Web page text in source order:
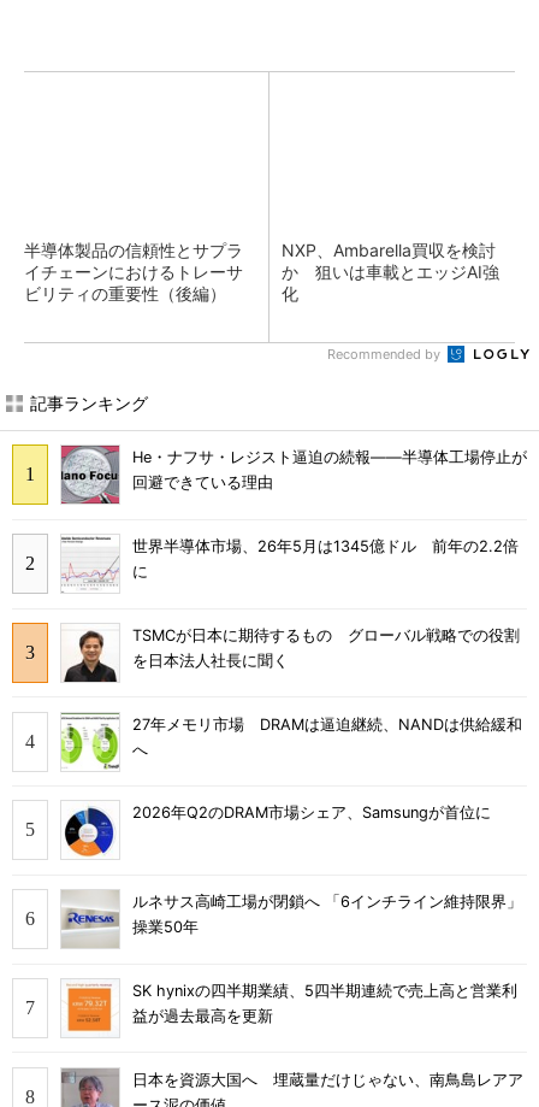
半導体製品の信頼性とサプラ
イチェーンにおけるトレーサ
ビリティの重要性（後編）
NXP、Ambarella買収を検討
か 狙いは車載とエッジAI強
化
Recommended by
記事ランキング
He・ナフサ・レジスト逼迫の続報――半導体工場停止が
回避できている理由
世界半導体市場、26年5月は1345億ドル 前年の2.2倍
に
TSMCが日本に期待するもの グローバル戦略での役割
を日本法人社長に聞く
27年メモリ市場 DRAMは逼迫継続、NANDは供給緩和
へ
2026年Q2のDRAM市場シェア、Samsungが首位に
ルネサス高崎工場が閉鎖へ 「6インチライン維持限界」
操業50年
SK hynixの四半期業績、5四半期連続で売上高と営業利
益が過去最高を更新
日本を資源大国へ 埋蔵量だけじゃない、南鳥島レアア